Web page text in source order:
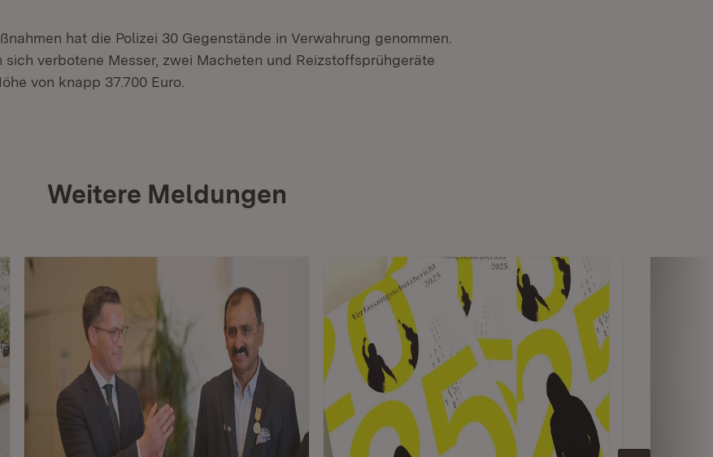
hat die Polizei 30 Gegenstände in Verwahrung genommen.
sich verbotene Messer, zwei Macheten und Reizstoffsprühgeräte
von knapp 37.700 Euro.
Weitere Meldungen